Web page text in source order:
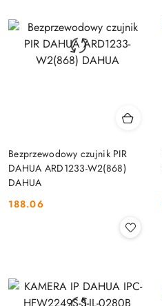
Bezprzewodowy czujnik PIR
DAHUA ARD1233-W2(868)
DAHUA
Cena:
188.06